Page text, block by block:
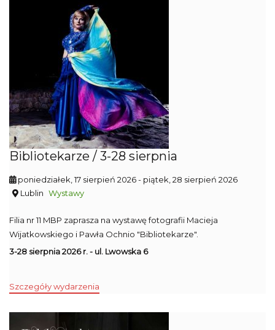
Bibliotekarze / 3-28 sierpnia
poniedziałek, 17 sierpień 2026- piątek, 28 sierpień 2026
Lublin Wystawy
Filia nr 11 MBP zaprasza na wystawę fotografii Macieja
Wijatkowskiego i Pawła Ochnio "Bibliotekarze".
3-28 sierpnia 2026 r. - ul. Lwowska 6
Szczegóły wydarzenia